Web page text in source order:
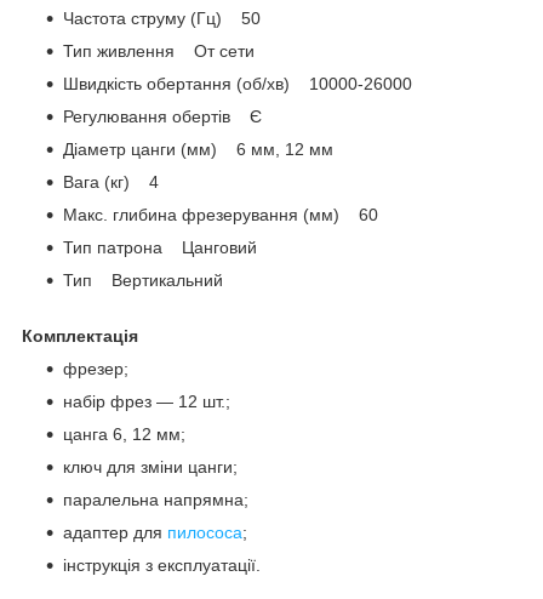
Частота струму (Гц) 50
Тип живлення От сети
Швидкість обертання (об/хв) 10000-26000
Регулювання обертів Є
Діаметр цанги (мм) 6 мм, 12 мм
Вага (кг) 4
Макс. глибина фрезерування (мм) 60
Тип патрона Цанговий
Тип Вертикальний
Комплектація
фрезер;
набір фрез — 12 шт.;
цанга 6, 12 мм;
ключ для зміни цанги;
паралельна напрямна;
адаптер для пилососа;
інструкція з експлуатації.